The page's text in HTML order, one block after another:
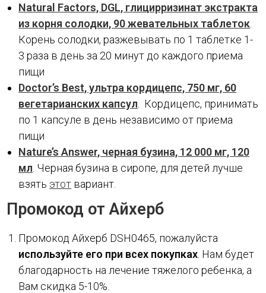
Natural Factors, DGL, глицирризинат экстракта
из корня солодки, 90 жевательных таблеток
Корень солодки, разжевывать по 1 таблетке 1-
3 раза в день за 20 минут до каждого приема
пищи
Doctor’s Best, ультра кордицепс, 750 мг, 60
вегетарианских капсул . Кордицепс, принимать
по 1 капсуле в день независимо от приема
пищи
Nature’s Answer, черная бузина, 12 000 мг, 120
мл . Черная бузина в сиропе, для детей лучше
взять этот вариант.
Промокод от Айхерб
Промокод Айхерб DSH0465, пожалуйста
используйте его при всех покупках . Нам будет
благодарность на лечение тяжелого ребенка, а
Вам скидка 5-10%.